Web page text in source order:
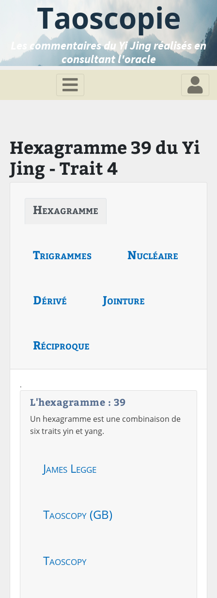
Taoscopie
Les commentaires du Yi Jing réalisés en
consultant l'oracle
Hexagramme 39 du Yi
Jing - Trait 4
Hexagramme
Trigrammes Nucléaire
Dérivé Jointure
Réciproque
.
L'hexagramme : 39
Un hexagramme est une combinaison de
six traits yin et yang.
James Legge
Taoscopy (GB)
Taoscopy